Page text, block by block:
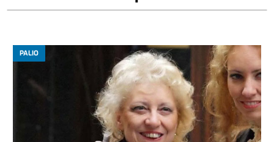
PALIO